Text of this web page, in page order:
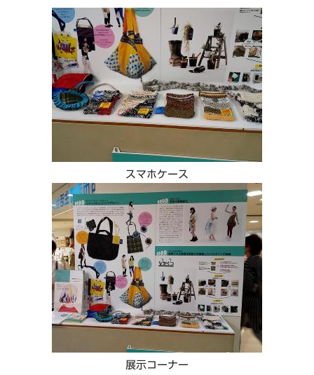
スマホケース
展示コーナー